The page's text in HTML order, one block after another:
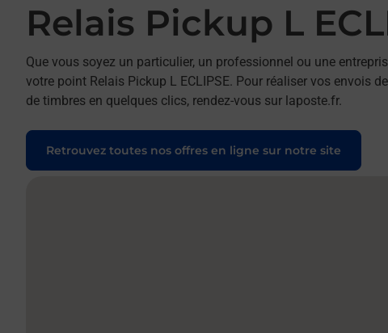
Relais Pickup L
Que vous soyez un particulier, un professionnel ou une
votre point Relais Pickup L ECLIPSE. Pour réaliser vos envois
de timbres en quelques clics, rendez-vous sur laposte.fr.
Retrouvez toutes nos offres en ligne sur notre site